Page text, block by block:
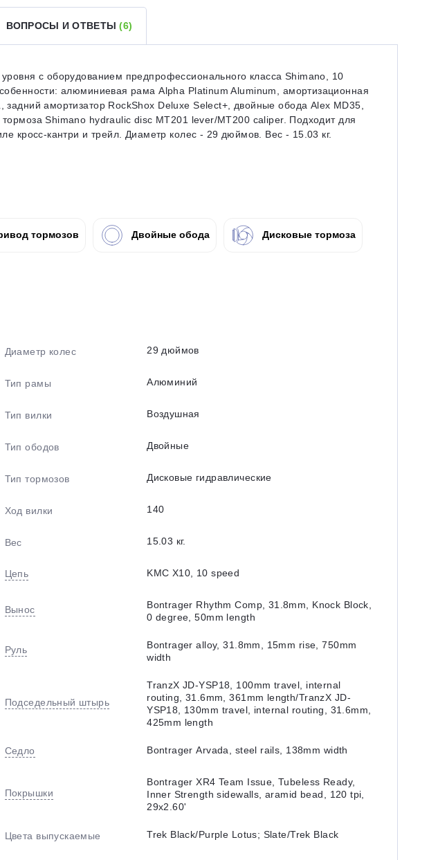
ВОПРОСЫ И ОТВЕТЫ(6)
уровня с оборудованием предпрофессионального класса Shimano, 10
алюминиевая рама Alpha Platinum Aluminum, амортизационная
задний амортизатор RockShox Deluxe Select+, двойные обода Alex MD35,
тормоза Shimano hydraulic disc MT201 lever/MT200 caliper. Подходит для
кросс-кантри и трейл. Диаметр колес - 29 дюймов. Вес - 15.03 кг.
тормозов Двойные обода Дисковые тормоза
Диаметр колес 29 дюймов
Тип рамы Алюминий
Тип вилки Воздушная
Тип ободов Двойные
Тип тормозов Дисковые гидравлические
Ход вилки 140
Вес 15.03 кг.
Цепь KMC X10, 10 speed
Вынос
Bontrager Rhythm Comp, 31.8mm, Knock Block,
0 degree, 50mm length
Руль
Bontrager alloy, 31.8mm, 15mm rise, 750mm
width
Подседельный штырь
TranzX JD-YSP18, 100mm travel, internal
routing, 31.6mm, 361mm length/TranzX JD-
YSP18, 130mm travel, internal routing, 31.6mm,
425mm length
Седло Bontrager Arvada, steel rails, 138mm width
Покрышки
Bontrager XR4 Team Issue, Tubeless Ready,
Inner Strength sidewalls, aramid bead, 120 tpi,
29x2.60'
Цвета выпускаемые Trek Black/Purple Lotus; Slate/Trek Black
раз в 2
раз в 2 недели